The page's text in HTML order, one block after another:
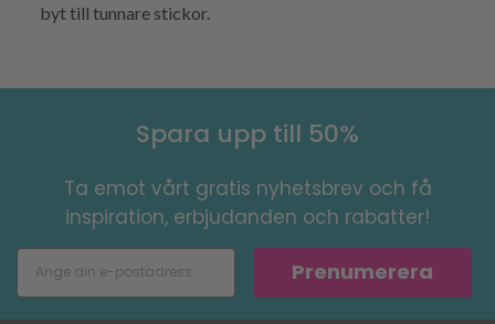
byt till tunnare stickor.
Spara upp till 50%
Ta emot vårt gratis nyhetsbrev och få
inspiration, erbjudanden och rabatter!
Prenumerera